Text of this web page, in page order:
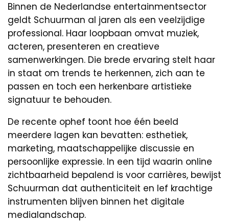
Binnen de Nederlandse entertainmentsector
geldt Schuurman al jaren als een veelzijdige
professional. Haar loopbaan omvat muziek,
acteren, presenteren en creatieve
samenwerkingen. Die brede ervaring stelt haar
in staat om trends te herkennen, zich aan te
passen en toch een herkenbare artistieke
signatuur te behouden.
De recente ophef toont hoe één beeld
meerdere lagen kan bevatten: esthetiek,
marketing, maatschappelijke discussie en
persoonlijke expressie. In een tijd waarin online
zichtbaarheid bepalend is voor carrières, bewijst
Schuurman dat authenticiteit en lef krachtige
instrumenten blijven binnen het digitale
medialandschap.